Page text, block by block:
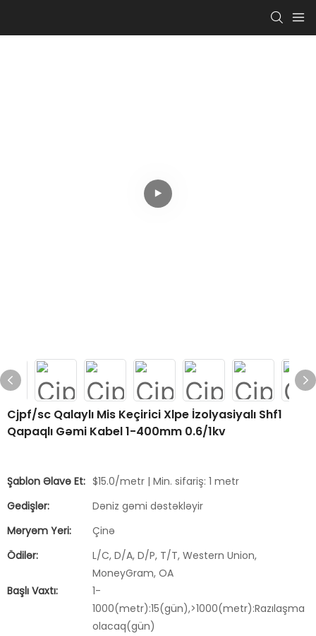
Cjpf/sc Qalaylı Mis Keçirici Xlpe İzolyasiyalı Shf1
Qapaqlı Gəmi Kabel 1-400mm 0.6/1kv
Şablon Əlavə Et: $15.0/metr | Min. sifariş: 1 metr
Gedişlər:
Dəniz gəmi dəstəkləyir
Məryəm Yeri:
Çinə
Ödilər:
L/C, D/A, D/P, T/T, Western Union,
MoneyGram, OA
Başlı Vaxtı:
1-
1000(metr):15(gün),>1000(metr):Razılaşma
olacaq(gün)